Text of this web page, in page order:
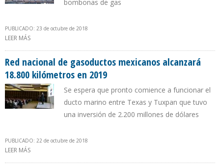
bombonas de gas
PUBLICADO: 23 de octubre de 2018
LEER MÁS
VENTANILLA
Red nacional de gasoductos mexicanos alcanzará
18.800 kilómetros en 2019
Se espera que pronto comience a funcionar el
ducto marino entre Texas y Tuxpan que tuvo
una inversión de 2.200 millones de dólares
PUBLICADO: 22 de octubre de 2018
LEER MÁS